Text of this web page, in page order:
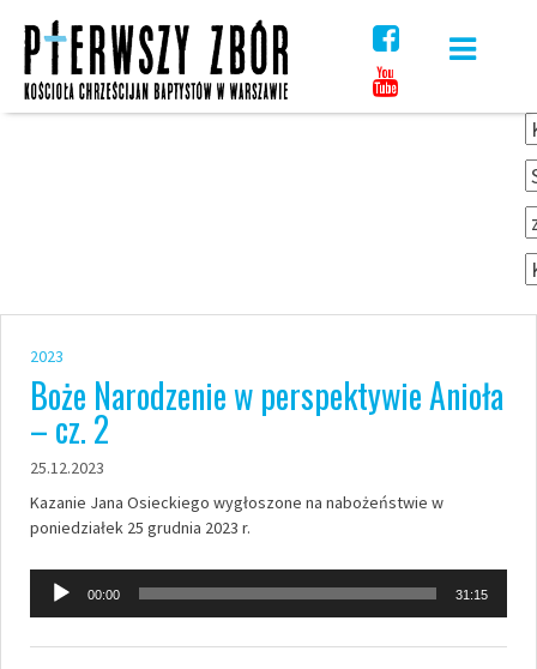
content
2023
Boże Narodzenie w perspektywie Anioła
– cz. 2
25.12.2023
Kazanie Jana Osieckiego wygłoszone na nabożeństwie w
poniedziałek 25 grudnia 2023 r.
Odtwarzacz
plików
dźwiękowych
00:00 31:15